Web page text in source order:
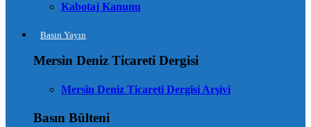
Kabotaj Kanunu
Basın Yayın
Mersin Deniz Ticareti Dergisi
Mersin Deniz Ticareti Dergisi Arşivi
Basın Bülteni